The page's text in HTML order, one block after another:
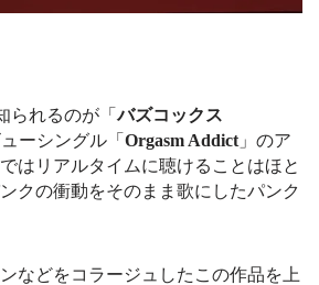
られるのが「バズコックス
ーシングル「 Orgasm Addict 」のア
はリアルタイムに聴けることはほと
クの衝動をそのまま歌にしたパンク
などをコラージュしたこの作品を上